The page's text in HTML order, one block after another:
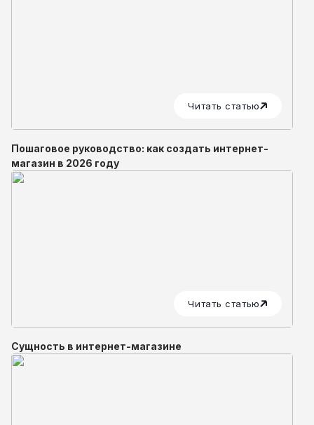
Читать статью
Пошаговое руководство: как создать интернет-
магазин в 2026 году
Читать статью
Сущность в интернет-магазине